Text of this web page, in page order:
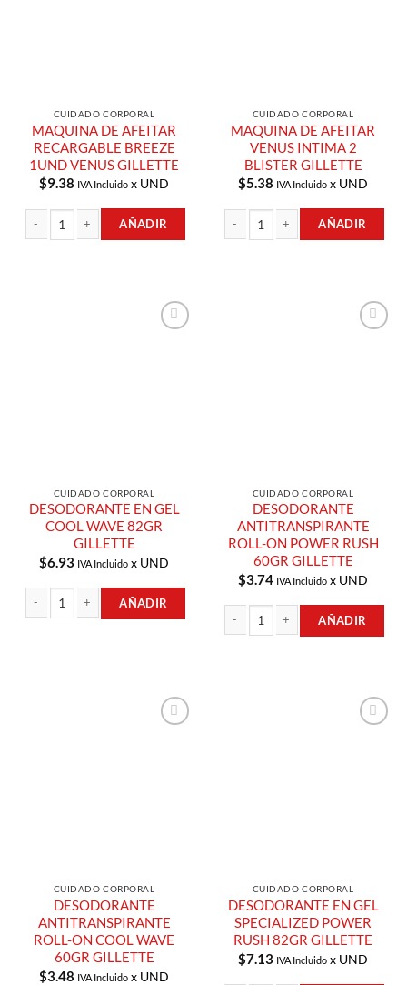
CUIDADO CORPORAL
MAQUINA DE AFEITAR
RECARGABLE BREEZE
1UND VENUS GILLETTE
$9.38 IVA Incluido x UND
AÑADIR
CUIDADO CORPORAL
MAQUINA DE AFEITAR
VENUS INTIMA 2
BLISTER GILLETTE
$5.38 IVA Incluido x UND
AÑADIR
CUIDADO CORPORAL
DESODORANTE EN GEL
COOL WAVE 82GR
GILLETTE
$6.93 IVA Incluido x UND
DESODORANTE EN GEL COOL WAVE 82GR GILLETTE cantidad
AÑADIR
CUIDADO CORPORAL
DESODORANTE
ANTITRANSPIRANTE
ROLL-ON POWER RUSH
60GR GILLETTE
$3.74 IVA Incluido x UND
AÑADIR
CUIDADO CORPORAL
DESODORANTE
ANTITRANSPIRANTE
ROLL-ON COOL WAVE
60GR GILLETTE
$3.48 IVA Incluido x UND
CUIDADO CORPORAL
DESODORANTE EN GEL
SPECIALIZED POWER
RUSH 82GR GILLETTE
$7.13 IVA Incluido x UND